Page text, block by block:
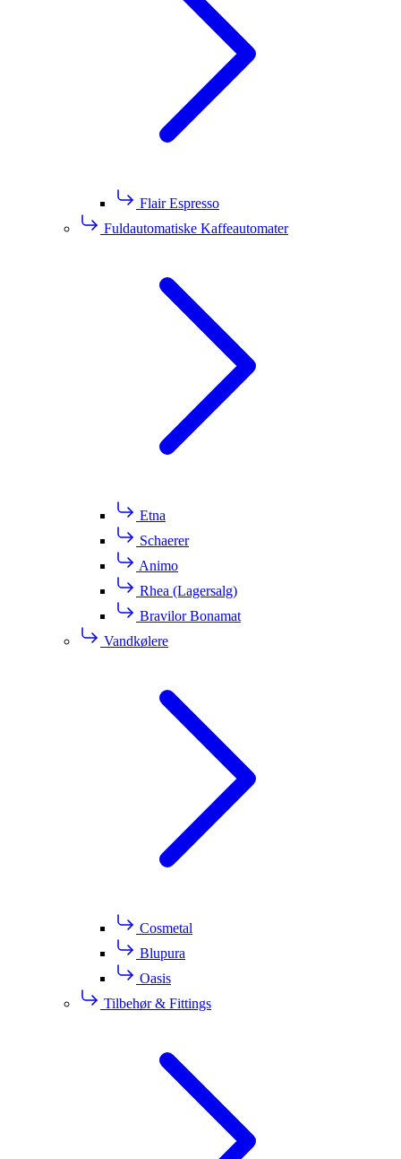
Flair Espresso
Fuldautomatiske Kaffeautomater
Etna
Schaerer
Animo
Rhea (Lagersalg)
Bravilor Bonamat
Vandkølere
Cosmetal
Blupura
Oasis
Tilbehør & Fittings